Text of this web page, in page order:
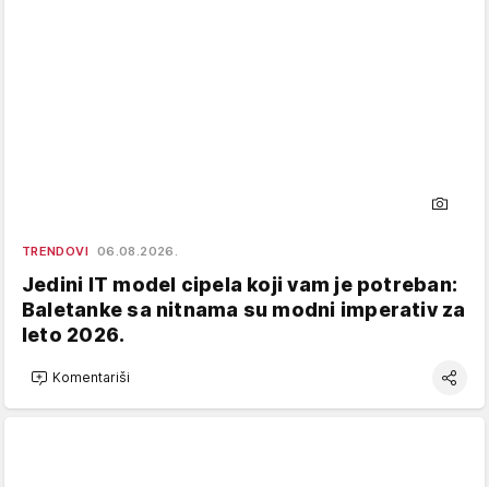
TRENDOVI 06.08.2026.
Jedini IT model cipela koji vam je potreban:
Baletanke sa nitnama su modni imperativ za
leto 2026.
Komentariši